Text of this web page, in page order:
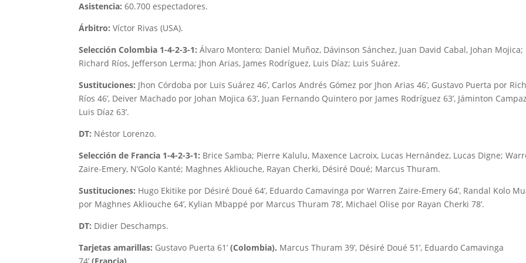
Asistencia: 60.700 espectadores.
Árbitro: Víctor Rivas (USA).
Selección Colombia 1-4-2-3-1: Álvaro Montero; Daniel Muñoz, Dávinson Sánchez, Juan David Cabal, Johan Mojica;
Richard Ríos, Jefferson Lerma; Jhon Arias, James Rodríguez, Luis Díaz; Luis Suárez.
Sustituciones: Jhon Córdoba por Luis Suárez 46’, Carlos Andrés Gómez por Jhon Arias 46’, Gustavo Puerta por
Ríos 46’, Deiver Machado por Johan Mojica 63’, Juan Fernando Quintero por James Rodríguez 63’, Jáminton
Luis Díaz 63’.
DT: Néstor Lorenzo.
Selección de Francia 1-4-2-3-1: Brice Samba; Pierre Kalulu, Maxence Lacroix, Lucas Hernández, Lucas Digne;
Zaïre-Emery, N’Golo Kanté; Maghnes Akliouche, Rayan Cherki, Désiré Doué; Marcus Thuram.
Sustituciones: Hugo Ekitike por Désiré Doué 64’, Eduardo Camavinga por Warren Zaïre-Emery 64’, Randal Kolo
por Maghnes Akliouche 64’, Kylian Mbappé por Marcus Thuram 78’, Michael Olise por Rayan Cherki 78’.
DT: Didier Deschamps.
Tarjetas amarillas: Gustavo Puerta 61’(Colombia). Marcus Thuram 39’, Désiré Doué 51’, Eduardo Camavinga
74’(Francia).